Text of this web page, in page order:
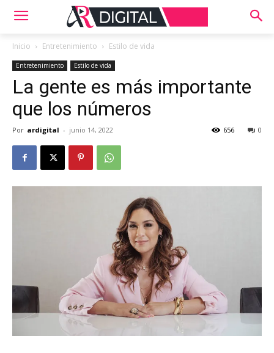
Inicio Entretenimiento Estilo de vida
Entretenimiento Estilo de vida
La gente es más importante
que los números
Por ardigital - junio 14, 2022 0
656